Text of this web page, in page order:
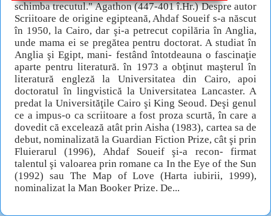
schimba trecutul." Agathon (447-401 î.Hr.) Despre autor
Scriitoare de origine egipteană, Ahdaf Soueif s-a născut
în 1950, la Cairo, dar şi-a petrecut copilăria în Anglia,
unde mama ei se pregătea pentru doctorat. A studiat în
Anglia şi Egipt, mani- festând întotdeauna o fascinaţie
aparte pentru literatură. în 1973 a obţinut maşterul în
literatură engleză la Universitatea din Cairo, apoi
doctoratul în lingvistică la Universitatea Lancaster. A
predat la Universităţile Cairo şi King Seoud. Deşi genul
ce a impus-o ca scriitoare a fost proza scurtă, în care a
dovedit că excelează atât prin Aisha (1983), cartea sa de
debut, nominalizată la Guardian Fiction Prize, cât şi prin
Fluierarul (1996), Ahdaf Soueif şi-a recon- firmat
talentul şi valoarea prin romane ca In the Eye of the Sun
(1992) sau The Map of Love (Harta iubirii, 1999),
nominalizat la Man Booker Prize. De...